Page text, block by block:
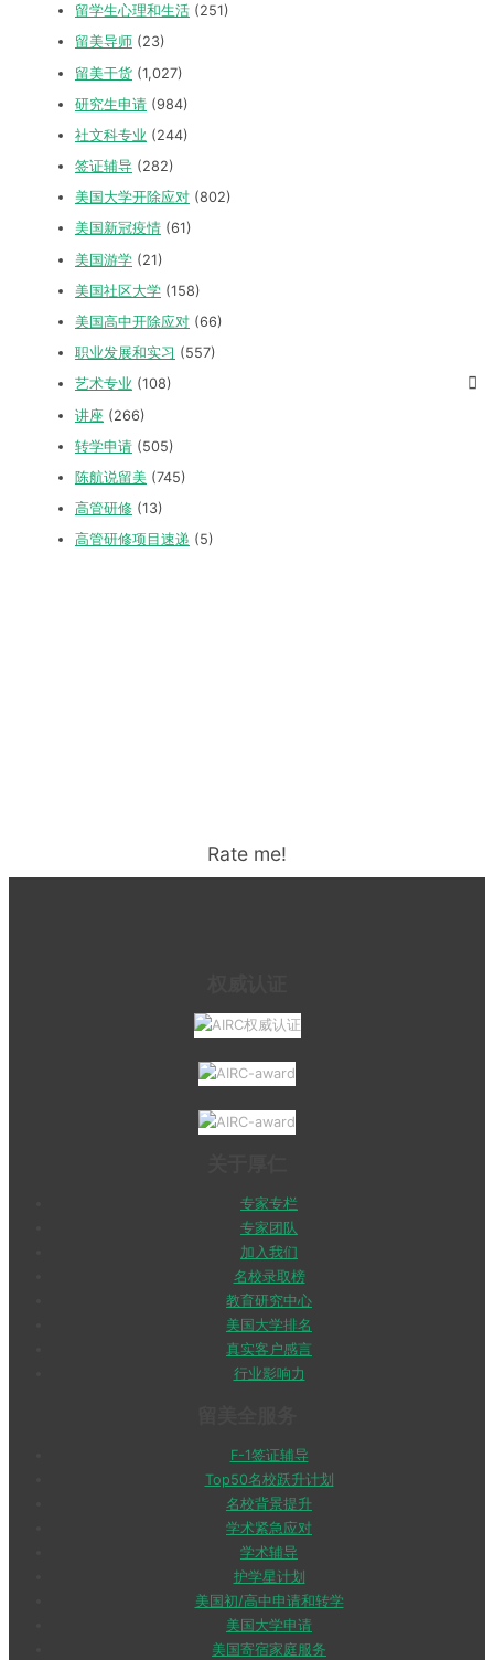
留学生心理和生活 (251)
留美导师 (23)
留美干货 (1,027)
研究生申请 (984)
社文科专业 (244)
签证辅导 (282)
美国大学开除应对 (802)
美国新冠疫情 (61)
美国游学 (21)
美国社区大学 (158)
美国高中开除应对 (66)
职业发展和实习 (557)
艺术专业 (108)
讲座 (266)
转学申请 (505)
陈航说留美 (745)
高管研修 (13)
高管研修项目速递 (5)
Rate me!
专家专栏
专家团队
加入我们
名校录取榜
教育研究中心
美国大学排名
真实客户感言
行业影响力
F-1签证辅导
Top50名校跃升计划
名校背景提升
学术紧急应对
学术辅导
护学星计划
美国初/高中申请和转学
美国大学申请
美国寄宿家庭服务